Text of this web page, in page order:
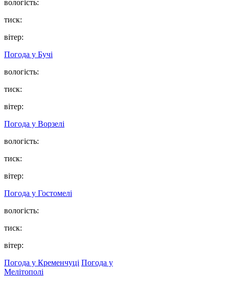
вологість:
тиск:
вітер:
Погода у Бучі
вологість:
тиск:
вітер:
Погода у Ворзелі
вологість:
тиск:
вітер:
Погода у Гостомелі
вологість:
тиск:
вітер:
Погода у Кременчуці Погода у
Мелітополі